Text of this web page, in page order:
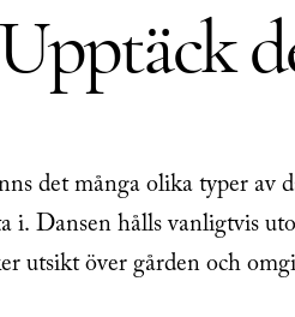
Upptäck
det många olika typer av
i. Dansen hålls vanligtvis
utsikt över gården och